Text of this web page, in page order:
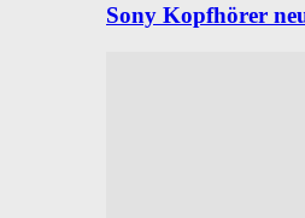
Sony Kopfhörer